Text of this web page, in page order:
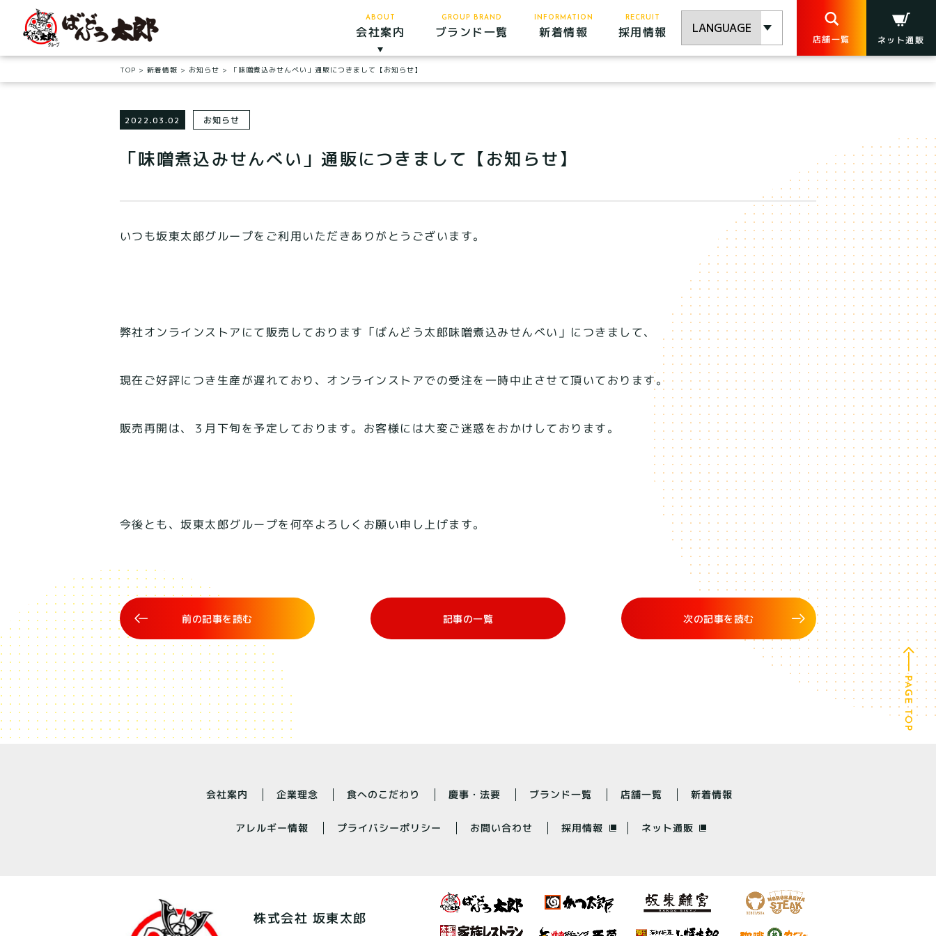
店舗一覧 ネット通販
ABOUT
会社案内
会社案内
食へのこ
だわり
GROUP BRAND
ブランド一覧
INFORMATION
新着情報
RECRUIT
採用情報
TOP 新着情報 お知らせ 「味噌煮込みせんべい」通販につきまして【お知らせ】
2022.03.02 お知らせ
「味噌煮込みせんべい」通販につきまして【お知らせ】
いつも坂東太郎グループをご利用いただきありがとうございます。
弊社オンラインストアにて販売しております「ばんどう太郎味噌煮込みせんべい」につきまして、
現在ご好評につき生産が遅れており、オンラインストアでの受注を一時中止させて頂いております。
販売再開は、３月下旬を予定しております。お客様には大変ご迷惑をおかけしております。
今後とも、坂東太郎グループを何卒よろしくお願い申し上げます。
記事の一覧 次の記事を読む
前の記事を読む
会社案内 企業理念 食へのこだわり 慶事・法要 ブランド一覧 店舗一覧 新着情報
アレルギー情報 プライバシーポリシー お問い合わせ 採用情報 ネット通販
株式会社 坂東太郎